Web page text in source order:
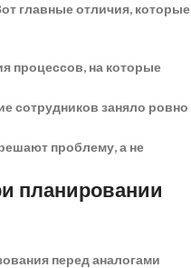
главные отличия, которые
процессов, на которые
сотрудников заняло ровно
проблему, а не
планировании
перед аналогами